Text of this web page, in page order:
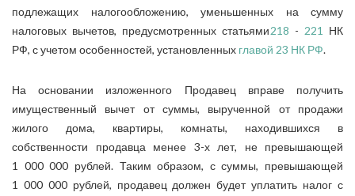
подлежащих налогообложению, уменьшенных на сумму
налоговых вычетов, предусмотренных статьями218 - 221
НК
РФ, с учетом особенностей, установленных главой 23 НК РФ.
На основании изложенного Продавец вправе получить
имущественный вычет от суммы, вырученной от продажи
жилого дома, квартиры, комнаты, находившихся в
собственности продавца менее 3-х лет, не превышающей
1 000 000 рублей. Таким образом, с суммы, превышающей
1 000 000 рублей, продавец должен будет уплатить налог с